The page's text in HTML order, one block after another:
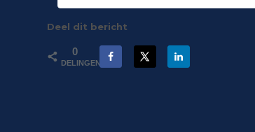
Deel dit bericht
0
DELINGEN